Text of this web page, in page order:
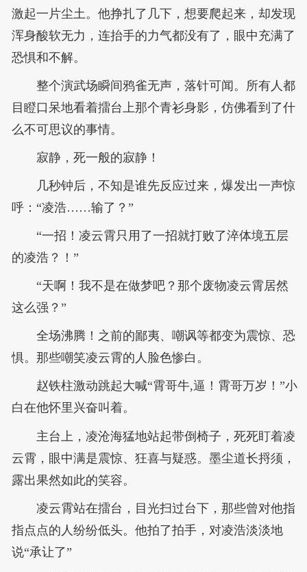
激起一片尘土。他挣扎了几下，想要爬起来，却发现
浑身酸软无力，连抬手的力气都没有了，眼中充满了
恐惧和不解。
整个演武场瞬间鸦雀无声，落针可闻。所有人都
目瞪口呆地看着擂台上那个青衫身影，仿佛看到了什
么不可思议的事情。
寂静，死一般的寂静！
几秒钟后，不知是谁先反应过来，爆发出一声惊
呼：“凌浩……输了？”
“一招！凌云霄只用了一招就打败了淬体境五层
的凌浩？！”
“天啊！我不是在做梦吧？那个废物凌云霄居然
这么强？”
全场沸腾！之前的鄙夷、嘲讽等都变为震惊、恐
惧。那些嘲笑凌云霄的人脸色惨白。
赵铁柱激动跳起大喊“霄哥牛,逼！霄哥万岁！”小
白在他怀里兴奋叫着。
主台上，凌沧海猛地站起带倒椅子，死死盯着凌
云霄，眼中满是震惊、狂喜与疑惑。墨尘道长捋须，
露出果然如此的笑容。
凌云霄站在擂台，目光扫过台下，那些曾对他指
指点点的人纷纷低头。他拍了拍手，对凌浩淡淡地
说“承让了”